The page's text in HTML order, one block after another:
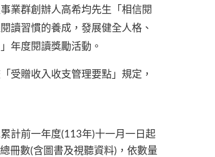
業群創辦人高希均先生「相信閱
讀習慣的養成，發展健全人格、
年度閱讀獎勵活動。
受贈收入收支管理要點」規定，
計前一年度(113年)十一月一日起
冊數(含圖書及視聽資料)，依數量